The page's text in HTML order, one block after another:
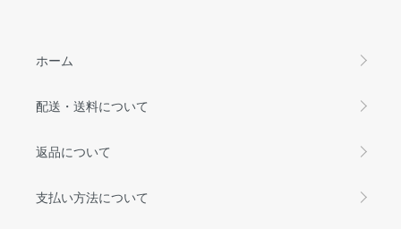
ホーム
配送・送料について
返品について
支払い方法について